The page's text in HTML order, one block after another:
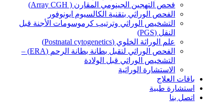
فحص التهجين الجينومي المقارن ( Array CGH)
الفحص الوراثي بتقنية الكالسيوم ايونوفور
التشخيص الوراثي وترتيب كرموسومات الأجنة قبل
النقل (PGS)
علم الوراثة الخلوي (Postnatal cytogenetics)
الفحص الوراثي لتقبل بطانة بطانة الرحم (ERA) –
التشخيص الوراثي قبل الولادة
الاستشارة الوراثية
باقات العلاج
استشارة طبية
اتصل بنا